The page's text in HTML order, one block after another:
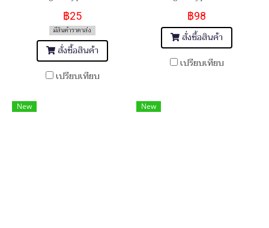
฿25
มีสินค้าราคาส่ง
สั่งซื้อสินค้า
เปรียบเทียบ
฿98
สั่งซื้อสินค้า
เปรียบเทียบ
New New